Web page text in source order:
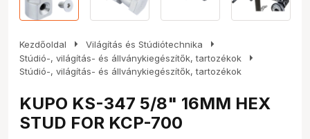
Kezdőoldal arrow_right Világítás és Stúdiótechnika arrow_right
Stúdió-, világítás- és állványkiegészítők, tartozékok arrow_right
Stúdió-, világítás- és állványkiegészítők, tartozékok
KUPO KS-347 5/8" 16MM HEX
STUD FOR KCP-700